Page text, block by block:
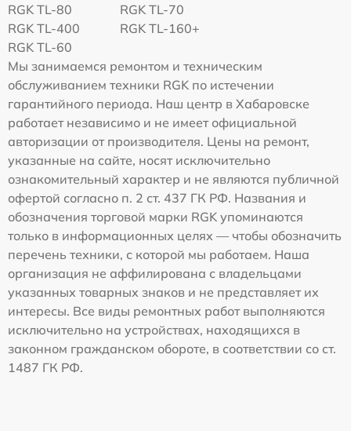
RGK TL-80
RGK TL-70
RGK TL-400
RGK TL-160+
RGK TL-60
Мы занимаемся ремонтом и техническим
обслуживанием техники RGK по истечении
гарантийного периода. Наш центр в Хабаровске
работает независимо и не имеет официальной
авторизации от производителя. Цены на ремонт,
указанные на сайте, носят исключительно
ознакомительный характер и не являются публичной
офертой согласно п. 2 ст. 437 ГК РФ. Названия и
обозначения торговой марки RGK упоминаются
только в информационных целях — чтобы обозначить
перечень техники, с которой мы работаем. Наша
организация не аффилирована с владельцами
указанных товарных знаков и не представляет их
интересы. Все виды ремонтных работ выполняются
исключительно на устройствах, находящихся в
законном гражданском обороте, в соответствии со ст.
1487 ГК РФ.